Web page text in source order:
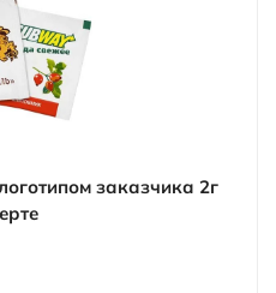
заказчика 2г